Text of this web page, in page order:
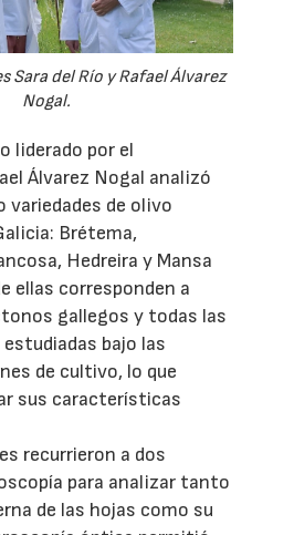
Sara del Río y Rafael Álvarez
Nogal.
liderado por el
Álvarez Nogal analizó
variedades de olivo
Brétema,
Hedreira y Mansa
ellas corresponden a
gallegos y todas las
bajo las
de cultivo, lo que
sus características
recurrieron a dos
para analizar tanto
de las hojas como su